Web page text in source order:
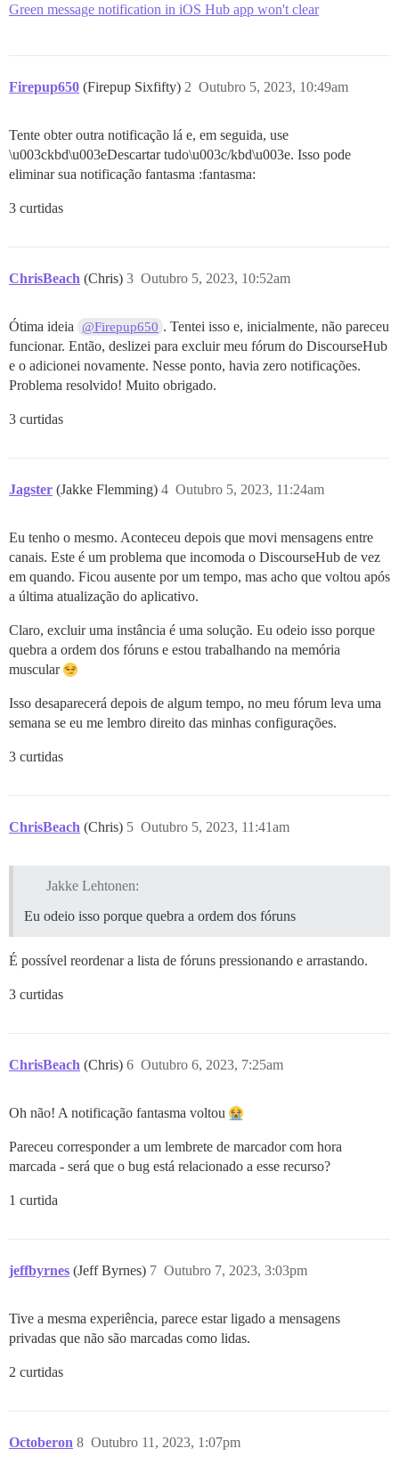
Green message notification in iOS Hub app won't clear
Firepup650 (Firepup Sixfifty) Outubro 5, 2023, 10:49am
2
Tente obter outra notificação lá e, em seguida, use
\u003ckbd\u003eDescartar tudo\u003c/kbd\u003e. Isso pode
eliminar sua notificação fantasma :fantasma:
3 curtidas
ChrisBeach (Chris) Outubro 5, 2023, 10:52am
3
Ótima ideia @Firepup650 . Tentei isso e, inicialmente, não pareceu
funcionar. Então, deslizei para excluir meu fórum do DiscourseHub
e o adicionei novamente. Nesse ponto, havia zero notificações.
Problema resolvido! Muito obrigado.
3 curtidas
Jagster (Jakke Flemming) Outubro 5, 2023, 11:24am
4
Eu tenho o mesmo. Aconteceu depois que movi mensagens entre
canais. Este é um problema que incomoda o DiscourseHub de vez
em quando. Ficou ausente por um tempo, mas acho que voltou após
a última atualização do aplicativo.
Claro, excluir uma instância é uma solução. Eu odeio isso porque
quebra a ordem dos fóruns e estou trabalhando na memória
muscular
Isso desaparecerá depois de algum tempo, no meu fórum leva uma
semana se eu me lembro direito das minhas configurações.
3 curtidas
ChrisBeach (Chris) Outubro 5, 2023, 11:41am
5
Jakke Lehtonen:
Eu odeio isso porque quebra a ordem dos fóruns
É possível reordenar a lista de fóruns pressionando e arrastando.
3 curtidas
ChrisBeach (Chris) Outubro 6, 2023, 7:25am
6
Oh não! A notificação fantasma voltou
Pareceu corresponder a um lembrete de marcador com hora
marcada - será que o bug está relacionado a esse recurso?
1 curtida
jeffbyrnes (Jeff Byrnes) Outubro 7, 2023, 3:03pm
7
Tive a mesma experiência, parece estar ligado a mensagens
privadas que não são marcadas como lidas.
2 curtidas
Octoberon Outubro 11, 2023, 1:07pm
8